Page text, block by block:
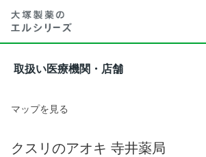
取扱い医療機関・店舗
マップを見る
クスリのアオキ 寺井薬局